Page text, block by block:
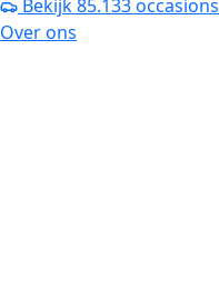
Bekijk85.133occasions
Over ons